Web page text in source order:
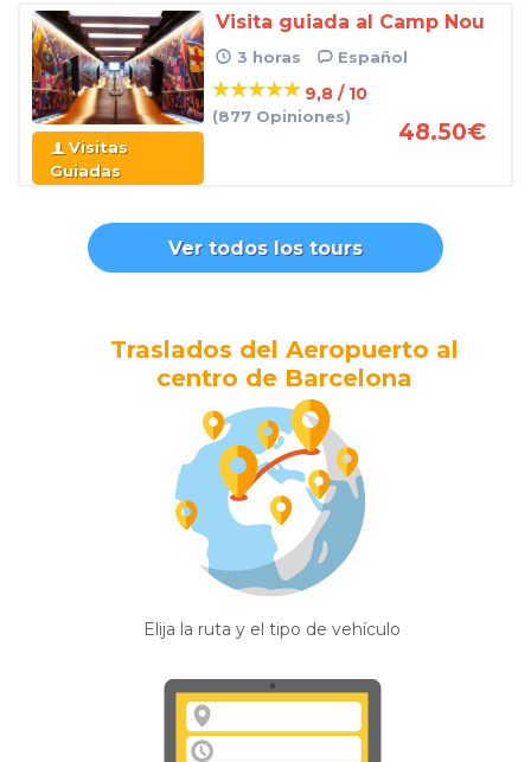
Visitas
Guiadas
Visita guiada al Camp Nou
3 horas Español
9,8 / 10
(877 Opiniones)
48.50€
Ver todos los tours
Traslados del Aeropuerto al
centro de Barcelona
Elija la ruta y el tipo de vehículo